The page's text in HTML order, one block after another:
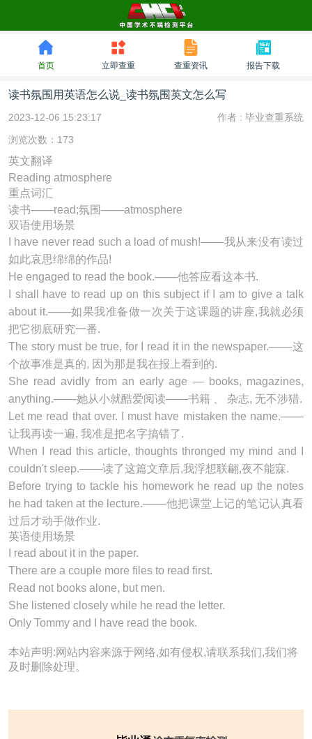
首页 立即查重 查重资讯 报告下载
读书氛围用英语怎么说_读书氛围英文怎么写
2023-12-06 15:23:17 作者 : 毕业查重系统
浏览次数：173
英文翻译
Reading atmosphere
重点词汇
读书───read;氛围───atmosphere
双语使用场景
I have never read such a load of mush!───我从来没有读过
如此哀思绵绵的作品!
He engaged to read the book.───他答应看这本书.
I shall have to read up on this subject if I am to give a talk
about it.───如果我准备做一次关于这课题的讲座,我就必须
把它彻底研究一番.
The story must be true, for I read it in the newspaper.───这
个故事准是真的, 因为那是我在报上看到的.
She read avidly from an early age — books, magazines,
anything.───她从小就酷爱阅读——书籍 、 杂志, 无不涉猎.
Let me read that over. I must have mistaken the name.───
让我再读一遍, 我准是把名字搞错了.
When I read this article, thoughts thronged my mind and I
couldn't sleep.───读了这篇文章后,我浮想联翩,夜不能寐.
Before trying to tackle his homework he read up the notes
he had taken at the lecture.───他把课堂上记的笔记认真看
过后才动手做作业.
英语使用场景
read about it in the paper.
There are a couple more files to read first.
Read not books alone, but men.
She listened closely while he read the letter.
Only Tommy and I have read the book.
本站声明:网站内容来源于网络,如有侵权,请联系我们,我们将
及时删除处理。